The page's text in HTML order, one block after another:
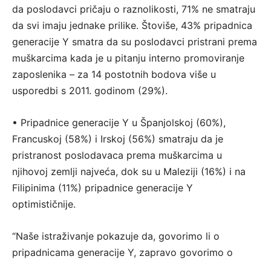
da poslodavci pričaju o raznolikosti, 71% ne smatraju
da svi imaju jednake prilike. Štoviše, 43% pripadnica
generacije Y smatra da su poslodavci pristrani prema
muškarcima kada je u pitanju interno promoviranje
zaposlenika – za 14 postotnih bodova više u
usporedbi s 2011. godinom (29%).
• Pripadnice generacije Y u Španjolskoj (60%),
Francuskoj (58%) i Irskoj (56%) smatraju da je
pristranost poslodavaca prema muškarcima u
njihovoj zemlji najveća, dok su u Maleziji (16%) i na
Filipinima (11%) pripadnice generacije Y
optimističnije.
“Naše istraživanje pokazuje da, govorimo li o
pripadnicama generacije Y, zapravo govorimo o